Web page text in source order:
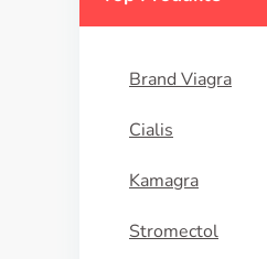
Brand Viagra
Cialis
Kamagra
Stromectol